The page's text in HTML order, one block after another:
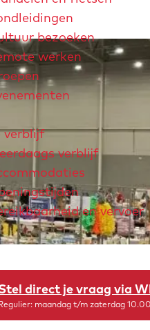
bezoeken
werken
verblijf
verblijf
en vervoer
direct je vraag via
maandag t/m zaterdag